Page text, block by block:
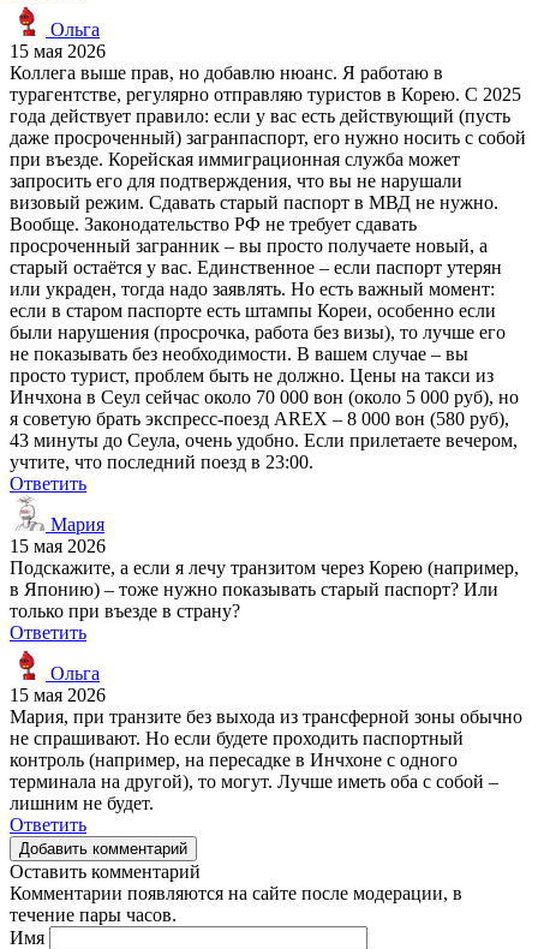
Ольга
15 мая 2026
Коллега выше прав, но добавлю нюанс. Я работаю в
турагентстве, регулярно отправляю туристов в Корею. С 2025
года действует правило: если у вас есть действующий (пусть
даже просроченный) загранпаспорт, его нужно носить с собой
при въезде. Корейская иммиграционная служба может
запросить его для подтверждения, что вы не нарушали
визовый режим. Сдавать старый паспорт в МВД не нужно.
Вообще. Законодательство РФ не требует сдавать
просроченный загранник – вы просто получаете новый, а
старый остаётся у вас. Единственное – если паспорт утерян
или украден, тогда надо заявлять. Но есть важный момент:
если в старом паспорте есть штампы Кореи, особенно если
были нарушения (просрочка, работа без визы), то лучше его
не показывать без необходимости. В вашем случае – вы
просто турист, проблем быть не должно. Цены на такси из
Инчхона в Сеул сейчас около 70 000 вон (около 5 000 руб), но
я советую брать экспресс-поезд AREX – 8 000 вон (580 руб),
43 минуты до Сеула, очень удобно. Если прилетаете вечером,
учтите, что последний поезд в 23:00.
Ответить
Мария
15 мая 2026
Подскажите, а если я лечу транзитом через Корею (например,
в Японию) – тоже нужно показывать старый паспорт? Или
только при въезде в страну?
Ответить
Ольга
15 мая 2026
Мария, при транзите без выхода из трансферной зоны обычно
не спрашивают. Но если будете проходить паспортный
контроль (например, на пересадке в Инчхоне с одного
терминала на другой), то могут. Лучше иметь оба с собой –
лишним не будет.
Ответить
Добавить комментарий
Оставить комментарий
Комментарии появляются на сайте после модерации, в
течение пары часов.
Имя